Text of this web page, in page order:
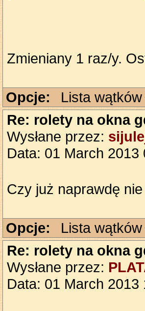
Zmieniany 1 raz/y.
Opcje: Lista wątków
Re: rolety na okna
Wysłane przez:
Data: 01 March 2013
Czy już naprawdę
Opcje: Lista wątków
Re: rolety na okna
Wysłane przez:
Data: 01 March 2013